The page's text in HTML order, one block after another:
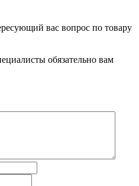
вас вопрос по товару
обязательно вам